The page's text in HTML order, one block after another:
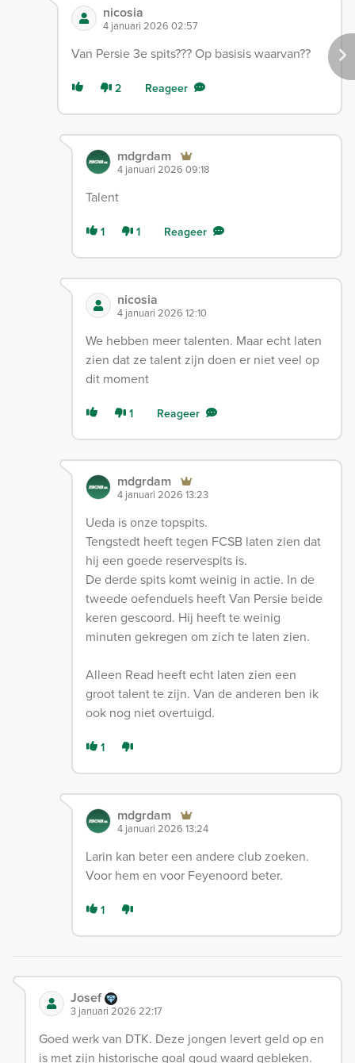
nicosia
4 januari 2026 02:57
Van Persie 3e spits??? Op basisis waarvan??
2 Reageer
mdgrdam
4 januari 2026 09:18
Talent
1 1 Reageer
nicosia
4 januari 2026 12:10
We hebben meer talenten. Maar echt laten
zien dat ze talent zijn doen er niet veel op
dit moment
1 Reageer
mdgrdam
4 januari 2026 13:23
Ueda is onze topspits.
Tengstedt heeft tegen FCSB laten zien dat
hij een goede reservespits is.
De derde spits komt weinig in actie. In de
tweede oefenduels heeft Van Persie beide
keren gescoord. Hij heeft te weinig
minuten gekregen om zich te laten zien.
Alleen Read heeft echt laten zien een
groot talent te zijn. Van de anderen ben ik
ook nog niet overtuigd.
1
mdgrdam
4 januari 2026 13:24
Larin kan beter een andere club zoeken.
Voor hem en voor Feyenoord beter.
1
Josef
3 januari 2026 22:17
Goed werk van DTK. Deze jongen levert geld op en
is met zijn historische goal goud waard gebleken.